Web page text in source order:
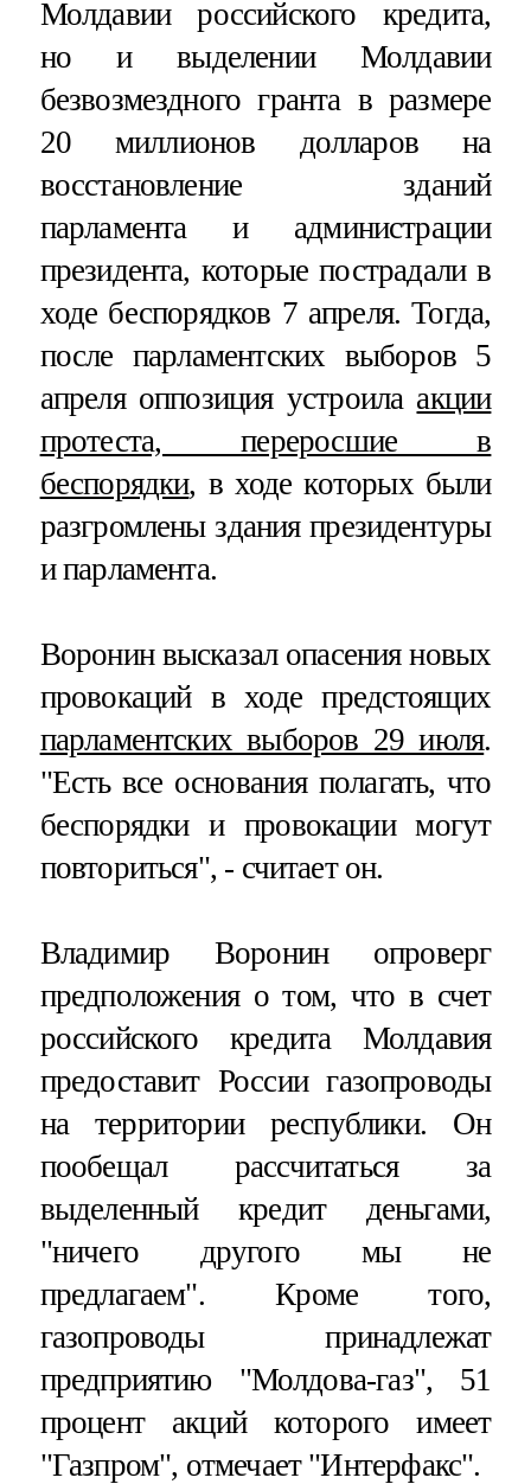
Молдавии российского кредита,
но и выделении Молдавии
безвозмездного гранта в размере
20 миллионов долларов на
восстановление зданий
парламента и администрации
президента, которые пострадали в
ходе беспорядков 7 апреля. Тогда,
после парламентских выборов 5
апреля оппозиция устроила акции
протеста, переросшие в
беспорядки, в ходе которых были
разгромлены здания президентуры
и парламента.
Воронин высказал опасения новых
провокаций в ходе предстоящих
парламентских выборов 29 июля.
"Есть все основания полагать, что
беспорядки и провокации могут
повториться", - считает он.
Владимир Воронин опроверг
предположения о том, что в счет
российского кредита Молдавия
предоставит России газопроводы
на территории республики. Он
пообещал рассчитаться за
выделенный кредит деньгами,
"ничего другого мы не
предлагаем". Кроме того,
газопроводы принадлежат
предприятию "Молдова-газ", 51
процент акций которого имеет
"Газпром", отмечает "Интерфакс".